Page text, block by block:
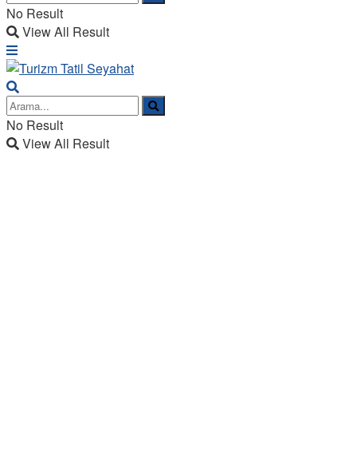
No Result
View All Result
No Result
View All Result